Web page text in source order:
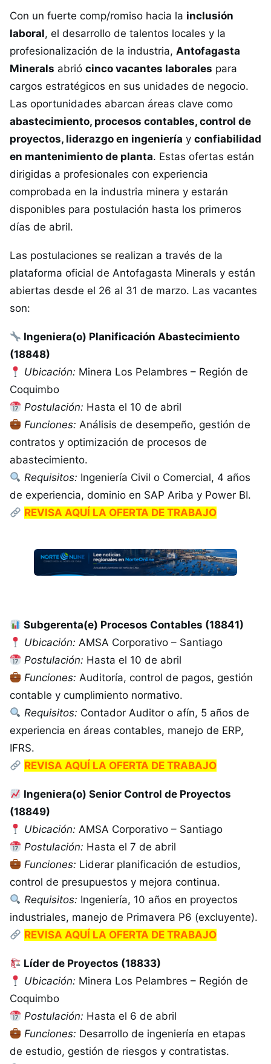
Con un fuerte comp/romiso hacia la inclusión
laboral, el desarrollo de talentos locales y la
profesionalización de la industria, Antofagasta
Minerals abrió cinco vacantes laborales para
cargos estratégicos en sus unidades de negocio.
Las oportunidades abarcan áreas clave como
abastecimiento, procesos contables, control de
proyectos, liderazgo en ingeniería y confiabilidad
en mantenimiento de planta. Estas ofertas están
dirigidas a profesionales con experiencia
comprobada en la industria minera y estarán
disponibles para postulación hasta los primeros
días de abril.
Las postulaciones se realizan a través de la
plataforma oficial de Antofagasta Minerals y están
abiertas desde el 26 al 31 de marzo. Las vacantes
son:
Ingeniera(o) Planificación Abastecimiento
(18848)
Ubicación: Minera Los Pelambres – Región de
Coquimbo
Postulación: Hasta el 10 de abril
Funciones: Análisis de desempeño, gestión de
contratos y optimización de procesos de
abastecimiento.
Requisitos: Ingeniería Civil o Comercial, 4 años
de experiencia, dominio en SAP Ariba y Power BI.
REVISA AQUÍ LA OFERTA DE TRABAJO
Subgerenta(e) Procesos Contables (18841)
Ubicación: AMSA Corporativo – Santiago
Postulación: Hasta el 10 de abril
Funciones: Auditoría, control de pagos, gestión
contable y cumplimiento normativo.
Requisitos: Contador Auditor o afín, 5 años de
experiencia en áreas contables, manejo de ERP,
IFRS.
REVISA AQUÍ LA OFERTA DE TRABAJO
Ingeniera(o) Senior Control de Proyectos
(18849)
Ubicación: AMSA Corporativo – Santiago
Postulación: Hasta el 7 de abril
Funciones: Liderar planificación de estudios,
control de presupuestos y mejora continua.
Requisitos: Ingeniería, 10 años en proyectos
industriales, manejo de Primavera P6 (excluyente).
REVISA AQUÍ LA OFERTA DE TRABAJO
Líder de Proyectos (18833)
Ubicación: Minera Los Pelambres – Región de
Coquimbo
Postulación: Hasta el 6 de abril
Funciones: Desarrollo de ingeniería en etapas
de estudio, gestión de riesgos y contratistas.